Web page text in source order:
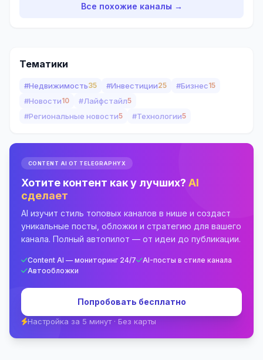
Все похожие каналы →
Тематики
#Недвижимость35 #Инвестиции25 #Бизнес15
#Новости10 #Лайфстайл5
#Региональные новости5 #Технологии5
CONTENT AI ОТ TELEGRAPHYX
Хотите контент как у лучших? AI
сделает
AI изучит стиль топовых каналов в нише и создаст
уникальные посты, обложки и стратегию для вашего
канала. Полный автопилот — от идеи до публикации.
Content AI — мониторинг 24/7
AI-посты в стиле канала
Автообложки
Попробовать бесплатно
Настройка за 5 минут · Без карты